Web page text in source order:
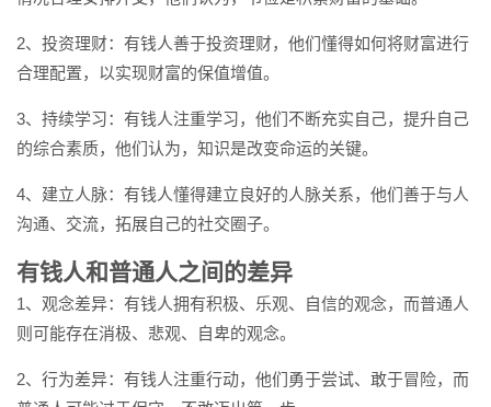
2、投资理财：有钱人善于投资理财，他们懂得如何将财富进行
合理配置，以实现财富的保值增值。
3、持续学习：有钱人注重学习，他们不断充实自己，提升自己
的综合素质，他们认为，知识是改变命运的关键。
4、建立人脉：有钱人懂得建立良好的人脉关系，他们善于与人
沟通、交流，拓展自己的社交圈子。
有钱人和普通人之间的差异
1、观念差异：有钱人拥有积极、乐观、自信的观念，而普通人
则可能存在消极、悲观、自卑的观念。
2、行为差异：有钱人注重行动，他们勇于尝试、敢于冒险，而